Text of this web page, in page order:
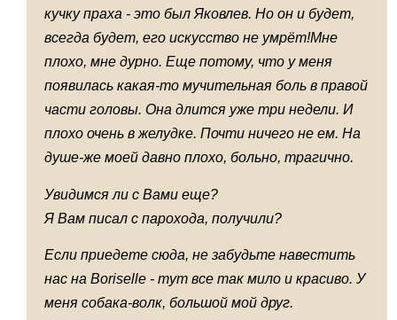
кучку праха - это был Яковлев. Но он и будет,
всегда будет, его искусство не умрёт!Мне
плохо, мне дурно. Еще потому, что у меня
появилась какая-то мучительная боль в правой
части головы. Она длится уже три недели. И
плохо очень в желудке. Почти ничего не ем. На
душе-же моей давно плохо, больно, трагично.
Увидимся ли с Вами еще?
Я Вам писал с парохода, получили?
Если приедете сюда, не забудьте навестить
нас на Borisellе - тут все так мило и красиво. У
меня собака-волк, большой мой друг.